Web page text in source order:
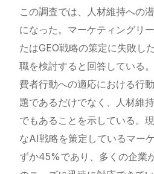
この調査では、人材維持への
になった。マーケティングリ
たはGEO戦略の策定に失敗し
職を検討すると回答している
費者行動への適応における行
題であるだけでなく、人材維
でもあることを示している。
なAI戦略を策定しているマー
ずか45%であり、多くの企業